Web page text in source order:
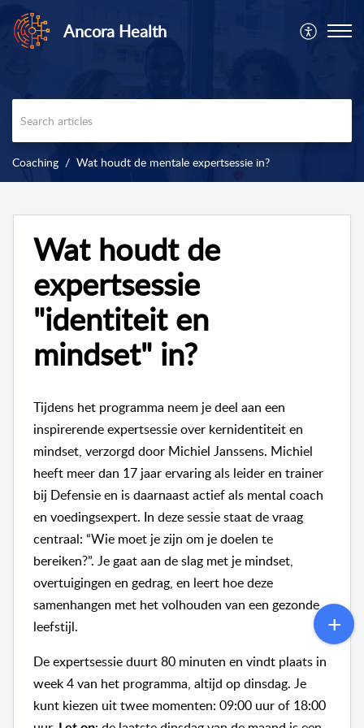
Ancora Health
Coaching Wat houdt de mentale expertsessie in?
Wat houdt de
expertsessie
"identiteit en
mindset" in?
Tijdens het programma neem je deel aan een
inspirerende expertsessie over kernidentiteit en
mindset, verzorgd door Michiel Janssens. Michiel
heeft meer dan 17 jaar ervaring als leider en trainer
bij Defensie en is daarnaast actief als mental coach
en voedingsexpert. In deze sessie staat de vraag
centraal: “Wie moet je zijn om je doelen te
bereiken?”. Je gaat aan de slag met je mindset,
overtuigingen en gedrag, en leert hoe deze
samenhangen met het volhouden van een gezonde
leefstijl.
De expertsessie duurt 80 minuten en vindt plaats in
week 4 van het programma, altijd op dinsdag. Je
kunt kiezen uit twee momenten: 09:00 uur of 18:00